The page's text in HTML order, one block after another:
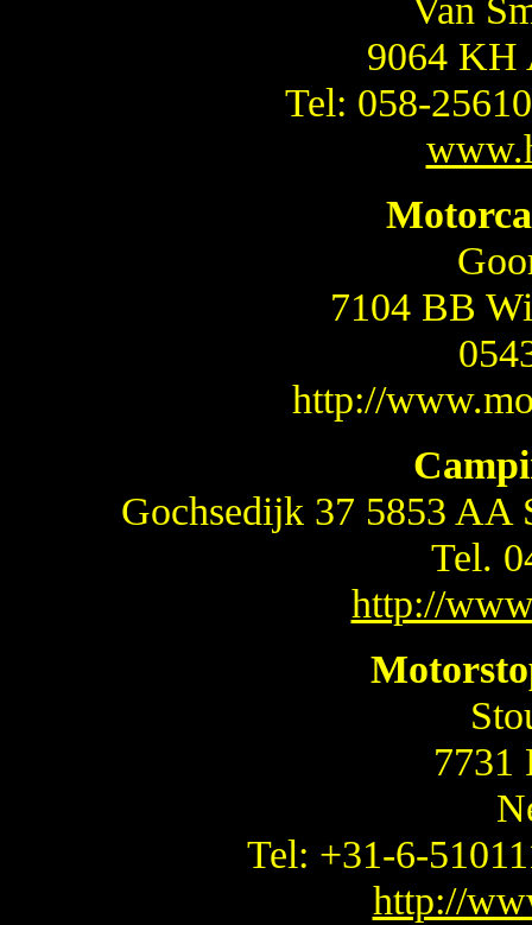
Van
9064
Tel: 058-
7104 BB
http://
Gochsedijk 37 5853 AA
Tel.
http://
7731
Tel: +31-6-
http://